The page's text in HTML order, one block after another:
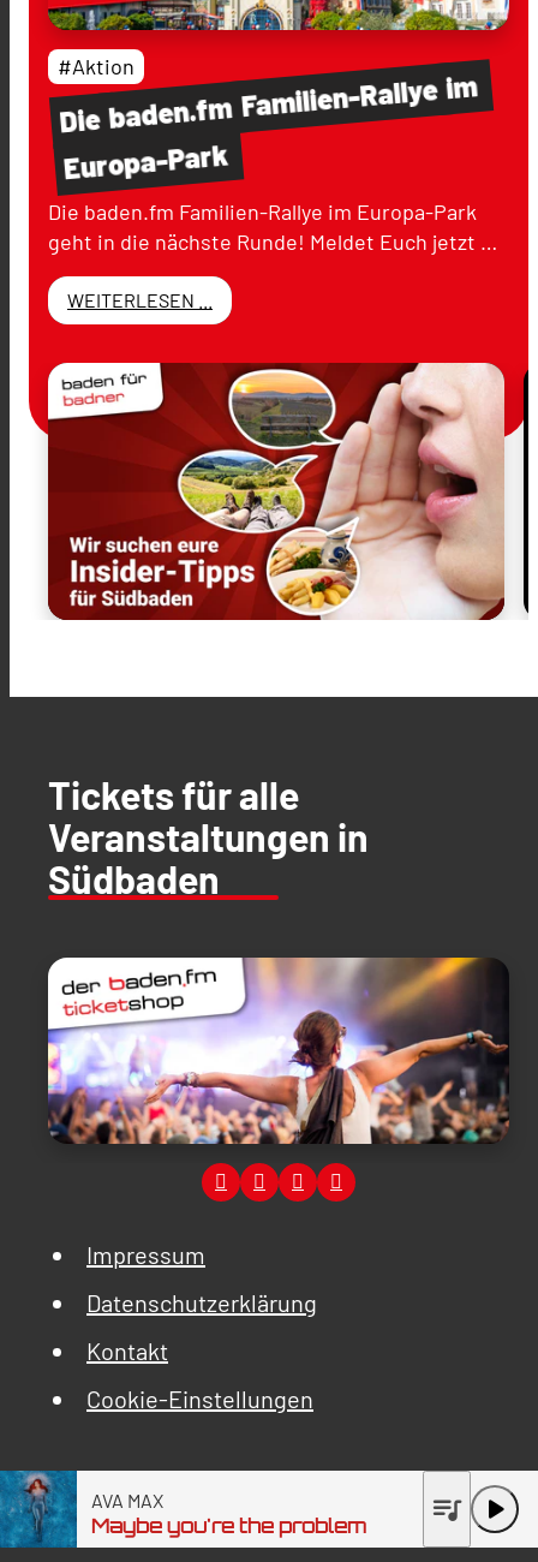
Diebaden.fmFamilien-Rallyeim
Europa-Park
#Aktion
Die baden.fm Familien-Rallye im Europa-Park
geht in die nächste Runde! Meldet Euch jetzt …
WEITERLESEN ...
Tickets für alle
Veranstaltungen in
Südbaden
Impressum
Datenschutzerklärung
Kontakt
Cookie-Einstellungen
AVA MAX
Maybe you're the problem play_arrow
queue_music